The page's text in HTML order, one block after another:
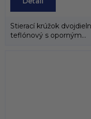
Stierací krúžok
teflónový s oporným